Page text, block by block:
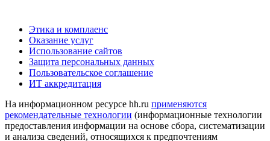
Этика и комплаенс
Оказание услуг
Использование сайтов
Защита персональных данных
Пользовательское соглашение
ИТ аккредитация
На информационном ресурсе hh.ru применяются
рекомендательные технологии (информационные технологии
предоставления информации на основе сбора, систематизации
и анализа сведений, относящихся к предпочтениям